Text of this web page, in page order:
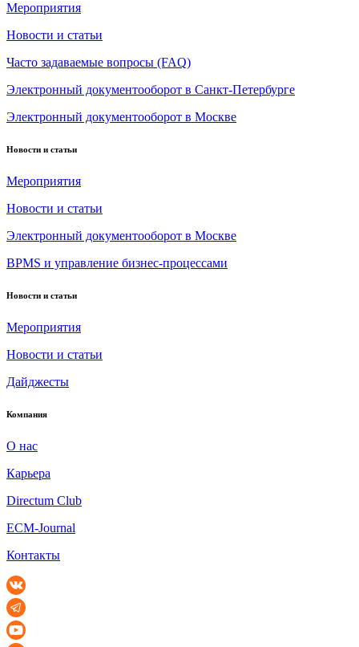
Мероприятия
Новости и статьи
Часто задаваемые вопросы (FAQ)
Электронный документооборот в Санкт-Петербурге
Электронный документооборот в Москве
Новости и статьи
Мероприятия
Новости и статьи
Электронный документооборот в Москве
BPMS и управление бизнес-процессами
Новости и статьи
Мероприятия
Новости и статьи
Дайджесты
Компания
О нас
Карьера
Directum Club
ECM-Journal
Контакты